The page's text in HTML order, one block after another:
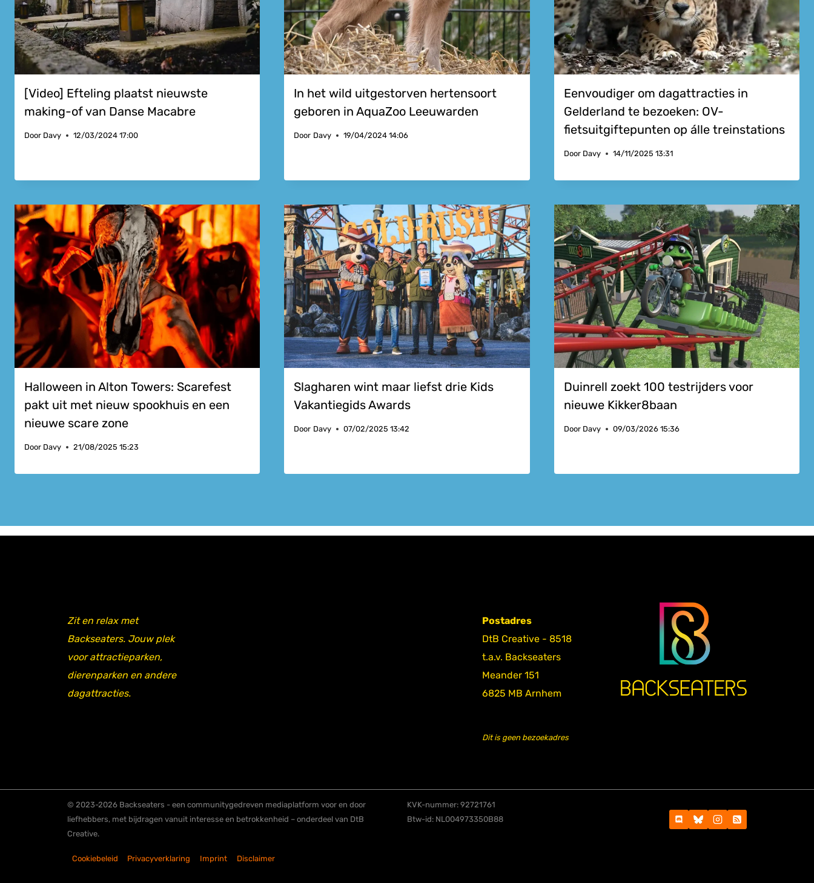
[Video] Efteling plaatst nieuwste
making-of van Danse Macabre
Door Davy 12/03/2024 17:00
In het wild uitgestorven hertensoort
geboren in AquaZoo Leeuwarden
Door Davy 19/04/2024 14:06
Eenvoudiger om dagattracties in
Gelderland te bezoeken: OV-
fietsuitgiftepunten op álle treinstations
Door Davy 14/11/2025 13:31
Halloween in Alton Towers: Scarefest
pakt uit met nieuw spookhuis en een
nieuwe scare zone
Door Davy 21/08/2025 15:23
Slagharen wint maar liefst drie Kids
Vakantiegids Awards
Door Davy 07/02/2025 13:42
Duinrell zoekt 100 testrijders voor
nieuwe Kikker8baan
Door Davy 09/03/2026 15:36
Zit en relax met
Backseaters. Jouw plek
voor attractieparken,
dierenparken en andere
dagattracties.
Postadres
DtB Creative - 8518
t.a.v. Backseaters
Meander 151
6825 MB Arnhem
Dit is geen bezoekadres
© 2023-2026 Backseaters - een communitygedreven mediaplatform voor en door
liefhebbers, met bijdragen vanuit interesse en betrokkenheid – onderdeel van DtB
Creative.
KVK-nummer: 92721761
Btw-id: NL004973350B88
Cookiebeleid Privacyverklaring Imprint Disclaimer